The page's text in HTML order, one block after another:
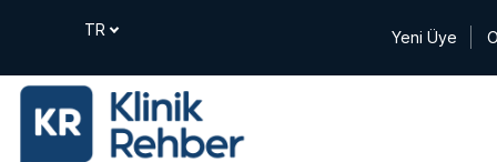
Yeni Üye